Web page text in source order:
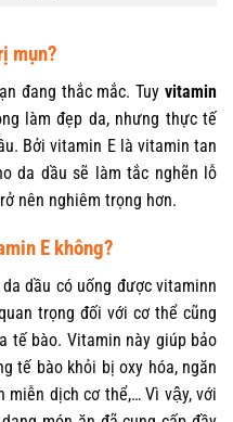
mụn?
đang thắc mắc. Tuy vitamin
làm đẹp da, nhưng thực tế
Bởi vitamin E là vitamin tan
da dầu sẽ làm tắc nghẽn lỗ
nên nghiêm trọng hơn.
E không?
dầu có uống được vitaminn
trọng đối với cơ thể cũng
tế bào. Vitamin này giúp bảo
tế bào khỏi bị oxy hóa, ngăn
miễn dịch cơ thể,… Vì vậy, với